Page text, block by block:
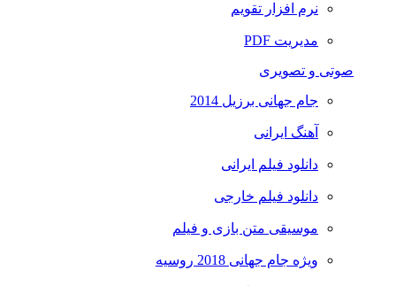
نرم افزار تقویم
مدیریت PDF
صوتی و تصویری
جام جهانی برزیل 2014
آهنگ ایرانی
دانلود فیلم ایرانی
دانلود فیلم خارجی
موسیقی متن بازی و فیلم
ویژه جام جهانی 2018 روسیه